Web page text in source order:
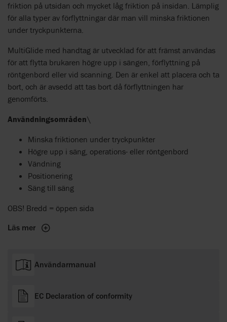
friktion på utsidan och mycket låg friktion på insidan. Lämplig
för alla typer av förflyttningar där man vill minska friktionen
under tryckpunkterna.
MultiGlide med handtag är utvecklad för att främst användas
för att flytta brukaren högre upp i sängen, förflyttning på
röntgenbord eller vid scanning. Den är enkel att placera och ta
bort, och är avsedd att tas bort då förflyttningen har
genomförts.
Användningsområden\
Minska friktionen under tryckpunkter
Högre upp i säng, operations- eller röntgenbord
Vändning
Positionering
Säng till säng
OBS! Bredd = öppen sida
Läs mer
Användarmanual
EC Declaration of conformity